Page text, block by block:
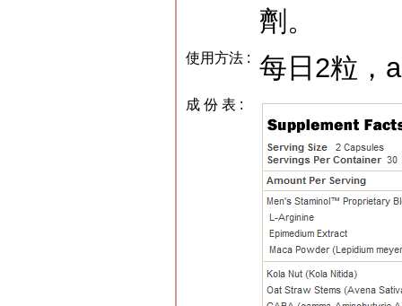
劑。
使用方法 : 每日2粒，
成 份 表 :